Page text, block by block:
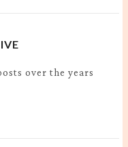
over the years